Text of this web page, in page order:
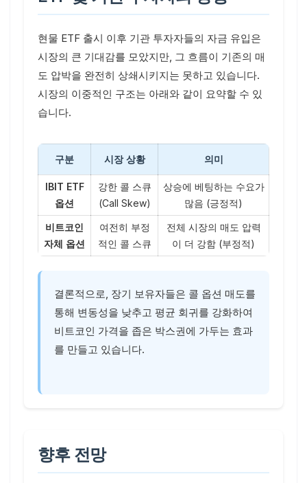
현물 ETF 출시 이후 기관 투자자들의 자금 유입은
시장의 큰 기대감를 모았지만, 그 흐름이 기존의 매
도 압박을 완전히 상쇄시키지는 못하고 있습니다.
시장의 이중적인 구조는 아래와 같이 요약할 수 있
습니다.
구분 시장 상황 의미
IBIT ETF
옵션
강한 콜 스큐
(Call Skew)
상승에 베팅하는 수요가
많음 (긍정적)
비트코인
자체 옵션
여전히 부정
적인 콜 스큐
전체 시장의 매도 압력
이 더 강함 (부정적)
결론적으로, 장기 보유자들은 콜 옵션 매도를
통해 변동성을 낮추고 평균 회귀를 강화하여
비트코인 가격을 좁은 박스권에 가두는 효과
를 만들고 있습니다.
향후 전망